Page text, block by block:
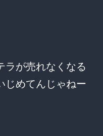
ラが売れなくなる
じめてんじゃねー